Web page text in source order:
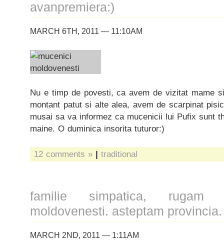
avanpremiera:)
MARCH 6TH, 2011 — 11:10AM
Nu e timp de povesti, ca avem de vizitat mame
montant patut si alte alea, avem de scarpinat
musai sa va informez ca mucenicii lui Pufix sunt
maine. O duminica insorita tuturor:)
12 comments » | traditional
familie simpatica, rugam
moldovenesti. asteptam provincia.
MARCH 2ND, 2011 — 1:11AM